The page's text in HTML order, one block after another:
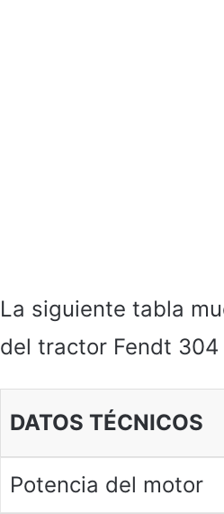
La siguiente tabla
del tractor Fendt 304
DATOS TÉCNICOS
Potencia del motor